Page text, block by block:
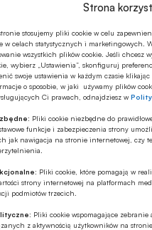
Strona
stosujemy pliki cookie w celu
w celach statystycznych i marketingowych.
wszystkich plików cookie. Jeśli chcesz
wybierz „Ustawienia”, skonfiguruj
swoje ustawienia w każdym czasie klikając
o sposobie, w jaki używamy plików
Ci prawach, odnajdziesz w
Pliki cookie niezbędne do
funkcje i zabezpieczenia strony
jak nawigacja na stronie internetowej, czy
Pliki cookie, które pomagają w
strony internetowej na platformach
podmiotów trzecich.
Pliki cookie wspomagające
z aktywnością użytkowników na
zanotowała
administrację
z prognozami rządu.
do końca
frankowe w
w
osób spłacających